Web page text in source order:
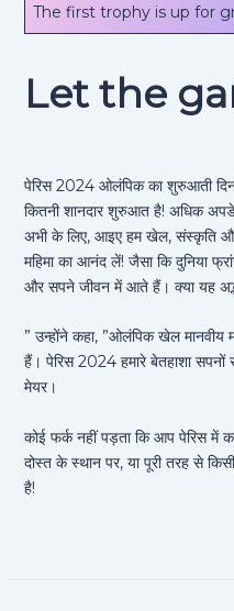
The first trophy is up for
Let the
पेरिस 2024 ओलंपिक का शुरुआती
कितनी शानदार शुरुआत है! अधिक
अभी के लिए, आइए हम खेल, संस्कृति
महिमा का आनंद लें! जैसा कि दुनिया
और सपने जीवन में आते हैं। क्या यह
” उन्होंने कहा, ”ओलंपिक खेल मानवीय
हैं। पेरिस 2024 हमारे बेतहाशा सपनों
मेयर।
कोई फर्क नहीं पड़ता कि आप पेरिस
दोस्त के स्थान पर, या पूरी तरह से
है!